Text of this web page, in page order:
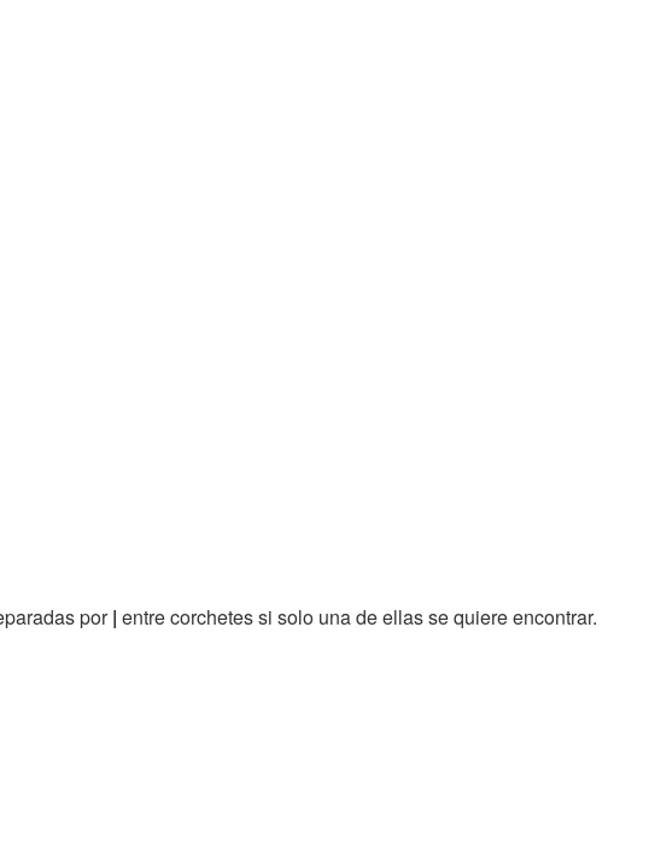
por| entre corchetes si solo una de ellas se quiere encontrar.